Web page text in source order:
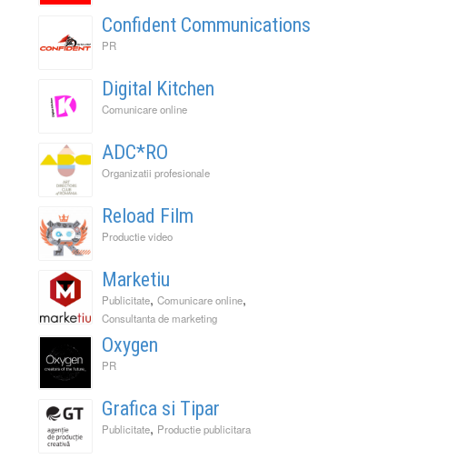
Confident Communications
PR
Digital Kitchen
Comunicare online
ADC*RO
Organizatii profesionale
Reload Film
Productie video
Marketiu
Publicitate, Comunicare online,
Consultanta de marketing
Oxygen
PR
Grafica si Tipar
Publicitate, Productie publicitara